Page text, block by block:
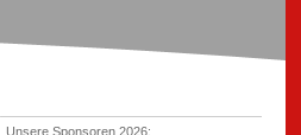
Unsere Sponsoren 2026: